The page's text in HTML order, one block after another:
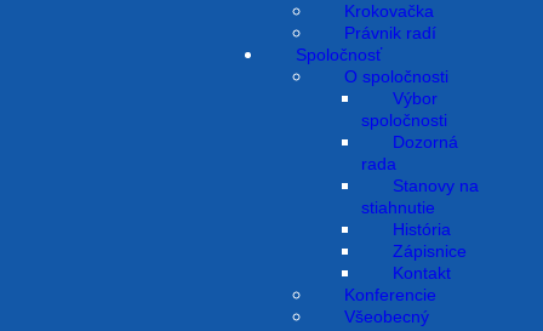
Krokovačka
Právnik radí
Spoločnosť
O spoločnosti
Výbor
spoločnosti
Dozorná
rada
Stanovy na
stiahnutie
História
Zápisnice
Kontakt
Konferencie
Všeobecný
Nový rok priniesol viacero legislatívnych zmien v oblasti
zdravotníctva, ktoré sa premietli aj do problematiky...